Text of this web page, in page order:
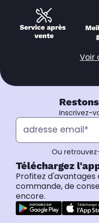
Service après
vente
Voir
Inscrivez-
Ou
Téléchargez
Profitez d'avantages
commande, de
encore.